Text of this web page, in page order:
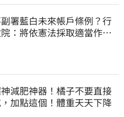
署藍白未來帳戶條例？行
：將依憲法採取適當作
減肥神器！橘子不要直接
加點這個！體重天天下降